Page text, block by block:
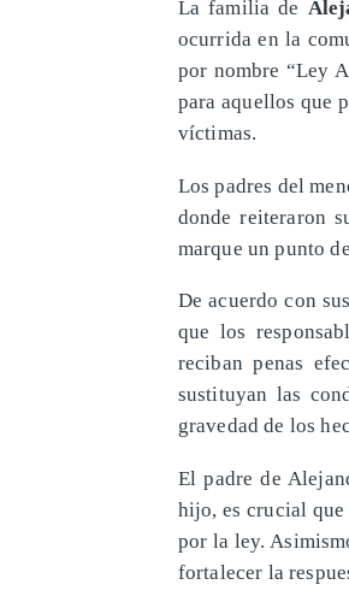
La familia de
ocurrida en la
por nombre “Ley
para aquellos que
víctimas.
Los padres del
donde reiteraron
marque un punto
De acuerdo con
que los
reciban penas
sustituyan las
gravedad de los
El padre de
hijo, es crucial
por la ley.
fortalecer la